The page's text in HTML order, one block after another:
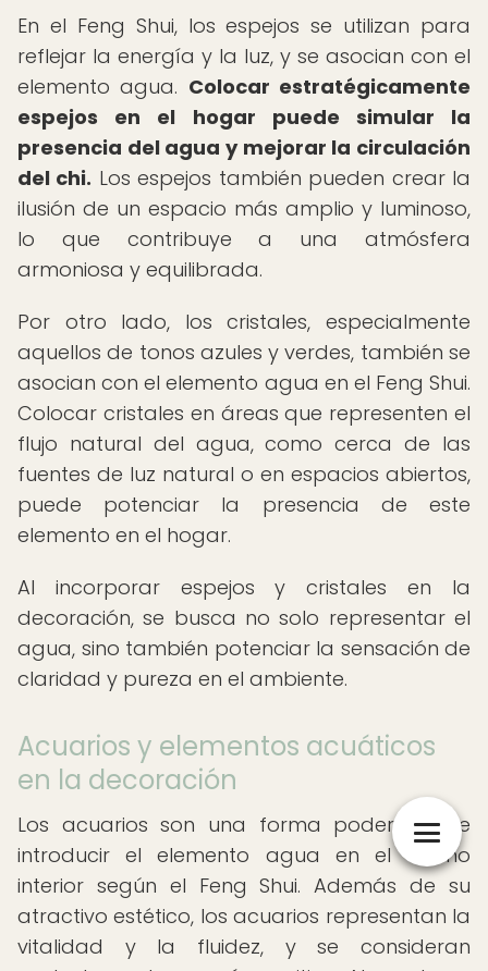
En el Feng Shui, los espejos se utilizan para
reflejar la energía y la luz, y se asocian con el
elemento agua. Colocar estratégicamente
espejos en el hogar puede simular la
presencia del agua y mejorar la circulación
del chi. Los espejos también pueden crear la
ilusión de un espacio más amplio y luminoso,
lo que contribuye a una atmósfera
armoniosa y equilibrada.
Por otro lado, los cristales, especialmente
aquellos de tonos azules y verdes, también se
asocian con el elemento agua en el Feng Shui.
Colocar cristales en áreas que representen el
flujo natural del agua, como cerca de las
fuentes de luz natural o en espacios abiertos,
puede potenciar la presencia de este
elemento en el hogar.
Al incorporar espejos y cristales en la
decoración, se busca no solo representar el
agua, sino también potenciar la sensación de
claridad y pureza en el ambiente.
Acuarios y elementos acuáticos
en la decoración
Los acuarios son una forma poderosa de
introducir el elemento agua en el diseño
interior según el Feng Shui. Además de su
atractivo estético, los acuarios representan la
vitalidad y la fluidez, y se consideran